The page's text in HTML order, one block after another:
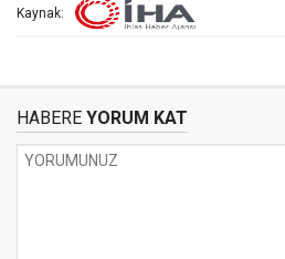
Kaynak:
HABERE YORUM KAT